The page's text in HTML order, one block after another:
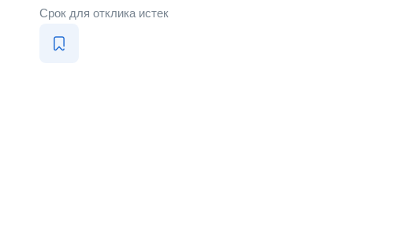
Срок для отклика истек